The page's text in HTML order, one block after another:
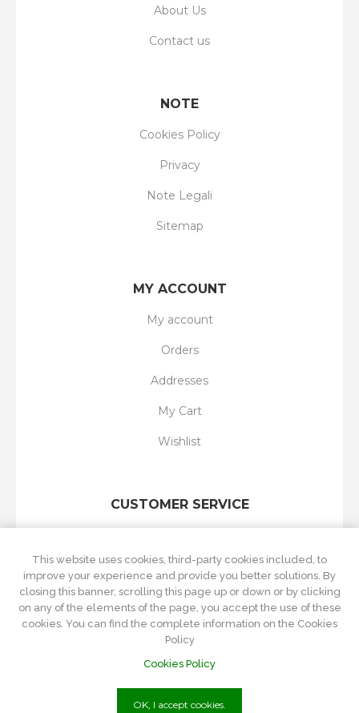
About Us
Contact us
NOTE
Cookies Policy
Privacy
Note Legali
Sitemap
MY ACCOUNT
My account
Orders
Addresses
My Cart
Wishlist
CUSTOMER SERVICE
New products
Recently viewed
Compare products list
This website uses cookies, third-party cookies included, to
improve your experience and provide you better solutions. By
closing this banner, scrolling this page up or down or by clicking
on any of the elements of the page, you accept the use of these
cookies. You can find the complete information on the Cookies
Policy
Cookies Policy
OK, I accept cookies.